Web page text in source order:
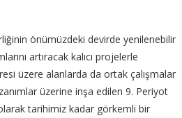
önümüzdeki devirde yenilenebilir
artıracak kalıcı projelerle
üzere alanlarda da ortak çalışmalar
üzerine inşa edilen 9. Periyot
tarihimiz kadar görkemli bir